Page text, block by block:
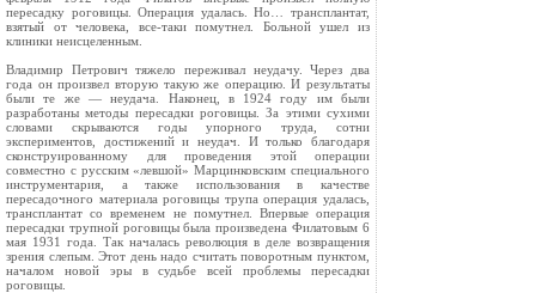
пересадку роговицы. Операция удалась. Но… трансплантат,
взятый от человека, все-таки помутнел. Больной ушел из
клиники неисцеленным.
Владимир Петрович тяжело переживал неудачу. Через два
года он произвел вторую такую же операцию. И результаты
были те же — неудача. Наконец, в 1924 году им были
разработаны методы пересадки роговицы. За этими сухими
словами скрываются годы упорного труда, сотни
экспериментов, достижений и неудач. И только благодаря
сконструированному для проведения этой операции
совместно с русским «левшой» Марцинковским специального
инструментария, а также использования в качестве
пересадочного материала роговицы трупа операция удалась,
трансплантат со временем не помутнел. Впервые операция
пересадки трупной роговицы была произведена Филатовым 6
мая 1931 года. Так началась революция в деле возвращения
зрения слепым. Этот день надо считать поворотным пунктом,
началом новой эры в судьбе всей проблемы пересадки
роговицы.